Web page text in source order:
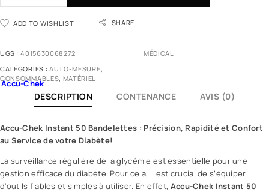
ADD TO WISHLIST SHARE
UGS :4015630068272
CATÉGORIES : AUTO-MESURE,
CONSOMMABLES, MATÉRIEL
MÉDICAL
Accu-Chek
DESCRIPTION CONTENANCE AVIS (0)
Accu-Chek Instant 50 Bandelettes : Précision, Rapidité et Confort
au Service de votre Diabète!
La surveillance régulière de la glycémie est essentielle pour une
gestion efficace du diabète. Pour cela, il est crucial de s’équiper
d’outils fiables et simples à utiliser. En effet, Accu-Chek Instant 50